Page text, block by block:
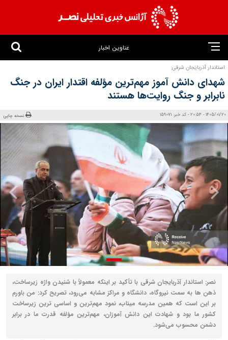
عناوین اخبار
استاندار آذربایجان شرقی:
شهدای دانش آموز مهم‌ترین مؤلفه اقتدار ایران در جنگ
نابرابر و جنگ روایت‌ها هستند
1405/01/20 - 20:54 - کد خبر: 159071 نسخه چاپی
نصر: استاندار آذربایجان شرقی با تأکید بر اینکه معمولاً با شنیدن واژه زیرساخت،
ذهن‌ ها به سمت نیروگاه، دانشگاه و مراکز مشابه می‌رود، تصریح کرد: من باورم
بر این است که همین مدرسه میناب، نمود مهم‌ترین و اساسی‌ ترین زیرساخت
کشور ما بود و شهادت این دانش‌ آموزان، مهم‌ترین مؤلفه قدرت ما در برابر
دشمن محسوب می‌شود.